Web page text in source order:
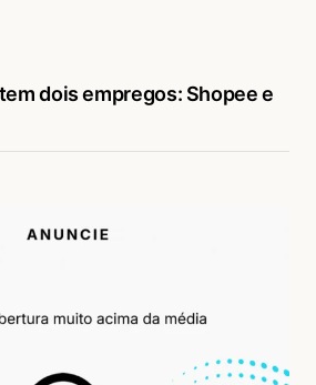
dois empregos: Shopee e